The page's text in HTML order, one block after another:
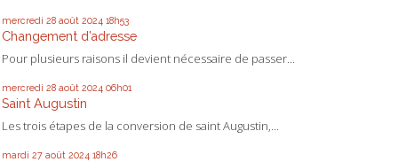
mercredi 28 août 2024 18h53
Changement d’adresse
Pour plusieurs raisons il devient nécessaire de passer...
mercredi 28 août 2024 06h01
Saint Augustin
Les trois étapes de la conversion de saint Augustin,...
mardi 27 août 2024 18h26